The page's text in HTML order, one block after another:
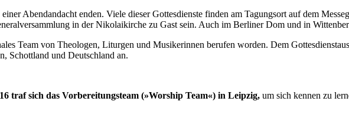
Abendandacht enden. Viele dieser Gottesdienste finden am Tagungsort auf dem
in der Nikolaikirche zu Gast sein. Auch im Berliner Dom und in
Team von Theologen, Liturgen und Musikerinnen berufen worden. Dem
Schottland und Deutschland an.
traf sich das Vorbereitungsteam (»Worship Team«) in Leipzig, um sich kennen zu